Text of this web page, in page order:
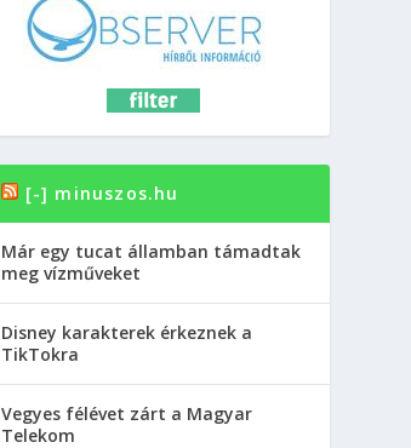
[-] minuszos.hu
Már egy tucat államban támadtak
meg vízműveket
Disney karakterek érkeznek a
TikTokra
Vegyes félévet zárt a Magyar
Telekom